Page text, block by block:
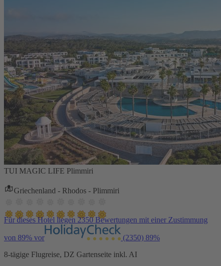
TUI MAGIC LIFE Plimmiri
Griechenland - Rhodos - Plimmiri
Für dieses Hotel liegen 2350 Bewertungen mit einer Zustimmung
von 89% vor (2350) 89%
8-tägige Flugreise, DZ Gartenseite inkl. AI